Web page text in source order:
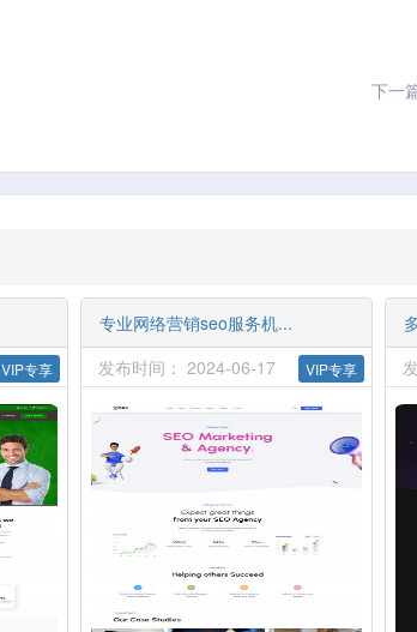
下一
VIP专享
专业网络营销seo服务机...
发布时间： 2024-06-17
VIP专享